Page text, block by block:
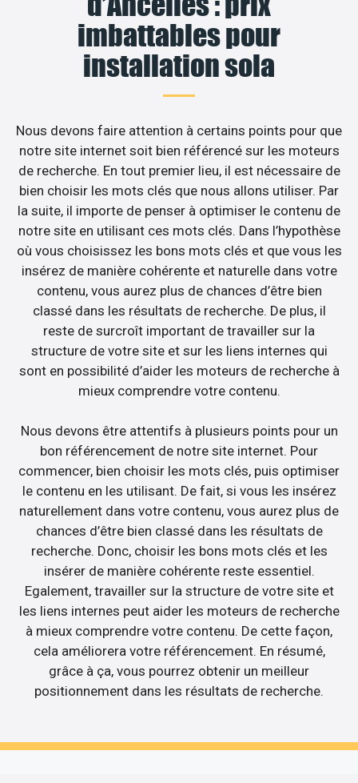
imbattables pour
installation sola
Nous devons faire attention à certains points pour que
notre site internet soit bien référencé sur les moteurs
de recherche. En tout premier lieu, il est nécessaire de
bien choisir les mots clés que nous allons utiliser. Par
la suite, il importe de penser à optimiser le contenu de
notre site en utilisant ces mots clés. Dans l’hypothèse
où vous choisissez les bons mots clés et que vous les
insérez de manière cohérente et naturelle dans votre
contenu, vous aurez plus de chances d’être bien
classé dans les résultats de recherche. De plus, il
reste de surcroît important de travailler sur la
structure de votre site et sur les liens internes qui
sont en possibilité d’aider les moteurs de recherche à
mieux comprendre votre contenu.
Nous devons être attentifs à plusieurs points pour un
bon référencement de notre site internet. Pour
commencer, bien choisir les mots clés, puis optimiser
le contenu en les utilisant. De fait, si vous les insérez
naturellement dans votre contenu, vous aurez plus de
chances d’être bien classé dans les résultats de
recherche. Donc, choisir les bons mots clés et les
insérer de manière cohérente reste essentiel.
Egalement, travailler sur la structure de votre site et
les liens internes peut aider les moteurs de recherche
à mieux comprendre votre contenu. De cette façon,
cela améliorera votre référencement. En résumé,
grâce à ça, vous pourrez obtenir un meilleur
positionnement dans les résultats de recherche.